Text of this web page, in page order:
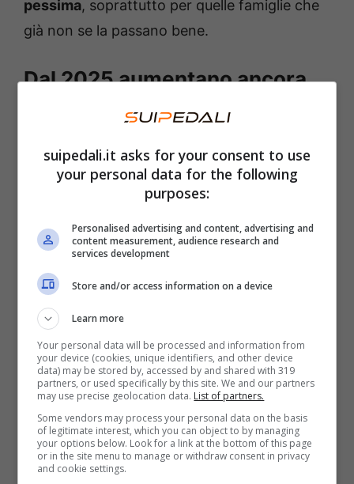
pessima, soprattutto per quelle famiglie che
già non se la passano bene.
Dal 2025 aumentano ancora
una volta le bollette
Facile.it stima che per una famiglia tipo, nel
mercato libero, la spesa per le bollette
aumenterà di 272 euro tra luce e gas. Passerà
dunque da 2.569 euro a 2.841 euro, un
aumento davvero vertiginoso
inserisce in un contesto già piuttosto difficile,
Laprevisionipubblicate si basano sugli indici
PSV (ovvero il prezzo del gas al naturale) e
PUN (il prezzo dell’elettricità) degli ultimi 12
mesi, oltre che sulle stime future
dell’European Energy Exchange. Secondo
Facile.it, l’aumento maggiore riguarderà il gas,
suipedali.it asks for your consent to use
your personal data for the following
purposes:
Personalised advertising and content, advertising and
content measurement, audience research and
services development
Store and/or access information on a device
Learn more
Your personal data will be processed and information from
your device (cookies, unique identifiers, and other device
data) may be stored by, accessed by and shared with 319
partners, or used specifically by this site. We and our partners
may use precise geolocation data. List of partners.
Some vendors may process your personal data on the basis
of legitimate interest, which you can object to by managing
your options below. Look for a link at the bottom of this page
or in the site menu to manage or withdraw consent in privacy
and cookie settings.